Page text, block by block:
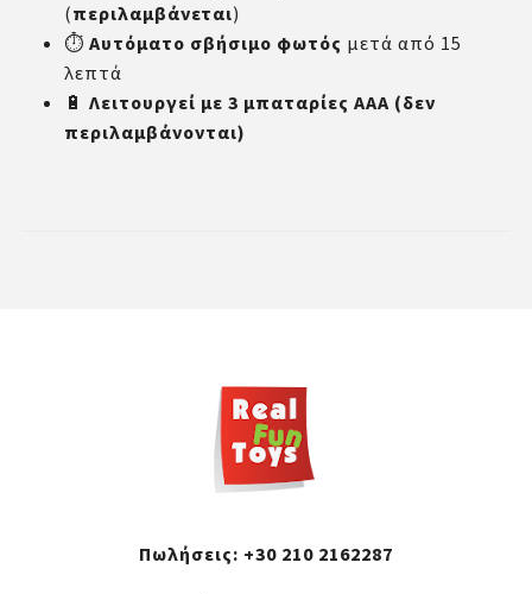
(περιλαμβάνεται)
⏱️ Αυτόματο σβήσιμο φωτός μετά από 15
λεπτά
🔋 Λειτουργεί με 3 μπαταρίες ΑΑΑ (δεν
περιλαμβάνονται)
Πωλήσεις: +30 210 2162287